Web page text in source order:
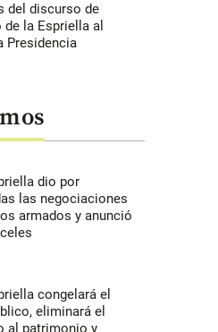
del discurso de
de la Espriella al
Presidencia
dio por
las negociaciones
armados y anunció
congelará el
eliminará el
al patrimonio y